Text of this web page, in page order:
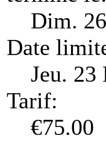
Dim.
Date
Jeu. 23
Tarif:
€75.00